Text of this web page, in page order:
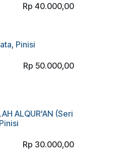
Rp 40.000,00
Pinisi
Rp 50.000,00
ALQUR'AN (Seri
Rp 30.000,00